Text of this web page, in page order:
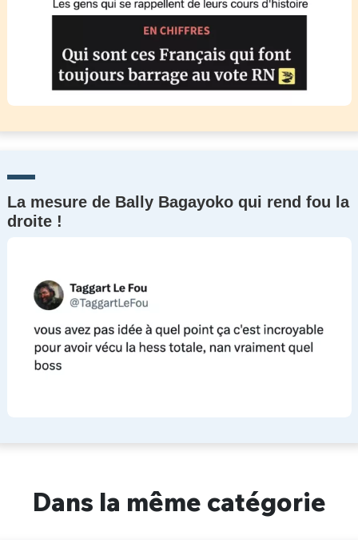
La mesure de Bally Bagayoko qui rend fou la
droite !
Dans la même catégorie